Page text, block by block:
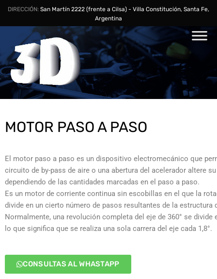
DIRECCIÓN: San Martín 2222 (frente a Cilsa) - Villa Constitución, Santa Fe,
Argentina
MOTOR PASO A PASO
El motor paso a paso es un dispositivo electromecánico que
circuito de by-pass de aire o una abertura del acelerador altere
dependiendo de las cantidades marcadas en el paso a paso.
Es un motor de corriente continua sin escobillas en el que la
divide en un cierto número de pasos resultantes de la estructura
Normalmente, una revolución completa del eje de 360° se divide
lo que significa que se realiza una sola carrera del eje cada 1,8°.
CONSULTAS AL WHASTAPP